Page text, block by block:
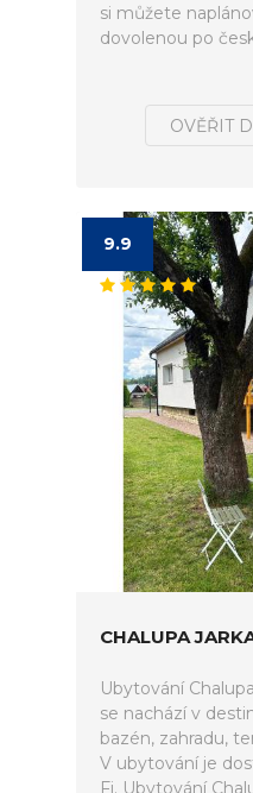
si můžete
dovolenou po
OVĚŘIT
9.9
CHALUPA
Ubytování
se nachází v
bazén, zahradu,
V ubytování je
Fi. Ubytování